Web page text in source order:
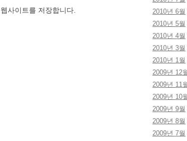
사이트를 저장합니다.
2010년 6월
2010년 5월
2010년 4월
2010년 3월
2010년 1월
2009년 12
2009년 11
2009년 10
2009년 9월
2009년 8월
2009년 7월